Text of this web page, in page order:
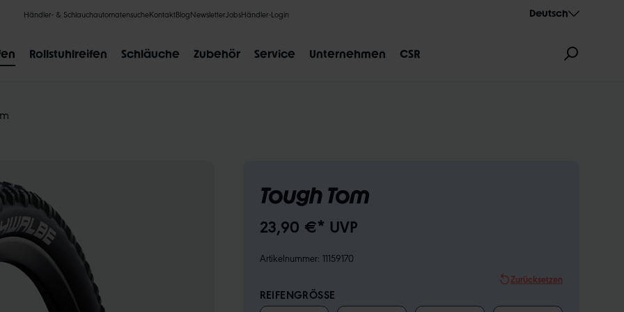
Händler- & SchlauchautomatensucheKontaktBlogNewsletter JobsHändler-Login Deutsch
Rollstuhlreifen Schläuche Zubehör Service Unternehmen CSR
CLIK VALVE GRÖSSENBEZEICHNUNG
Tough Tom
23,90 €* UVP
Artikelnummer: 11159170
Zurücksetzen
REIFENGRÖSSE